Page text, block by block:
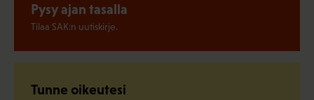
Pysy ajan tasalla
Tilaa SAK:n uutiskirje.
Tunne oikeutesi